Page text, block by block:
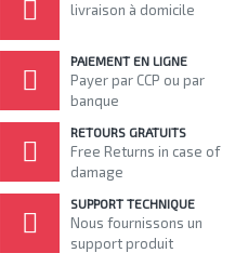
livraison à domicile
PAIEMENT EN LIGNE
Payer par CCP ou par
banque
RETOURS GRATUITS
Free Returns in case of
damage
SUPPORT TECHNIQUE
Nous fournissons un
support produit